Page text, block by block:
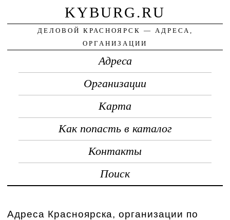
KYBURG.RU
ДЕЛОВОЙ КРАСНОЯРСК — АДРЕСА,
ОРГАНИЗАЦИИ
Адреса
Организации
Карта
Как попасть в каталог
Контакты
Поиск
Адреса Красноярска, организации по